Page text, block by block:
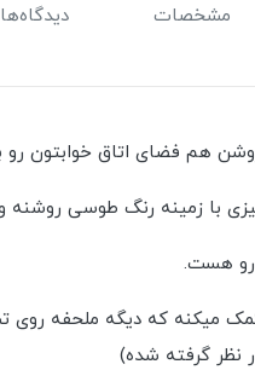
مشخصات دیدگاه‌ها
هم فضای اتاق خوابتون
با زمینه رنگ طوسی
هست.
میکنه که دیگه ملحفه روی